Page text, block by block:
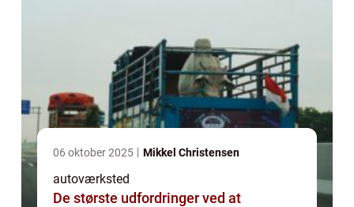
06 oktober 2025 Mikkel Christensen
autoværksted
De største udfordringer ved at